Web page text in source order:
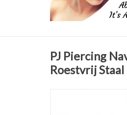
PJ Piercing
Roestvrij Staal